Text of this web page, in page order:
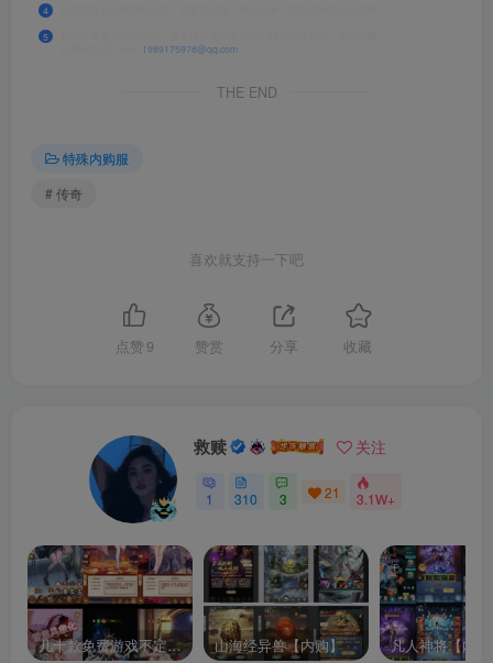
4
5
1989175978@qq.com
THE END
特殊内购服
# 传奇
喜欢就支持一下吧
点赞 9 赞赏 分享 收藏
救赎 关注
1 310 3 21 3.1W+
几十款免费游戏不定时更新自行测试 山海经异兽【内购】 凡人神将【内